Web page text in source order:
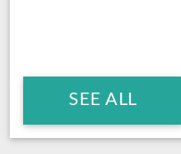
SEE ALL